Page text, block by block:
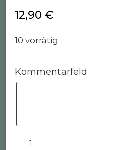
12,90 €
10 vorrätig
Kommentarfeld